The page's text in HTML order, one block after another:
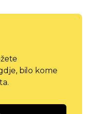
bilo kome